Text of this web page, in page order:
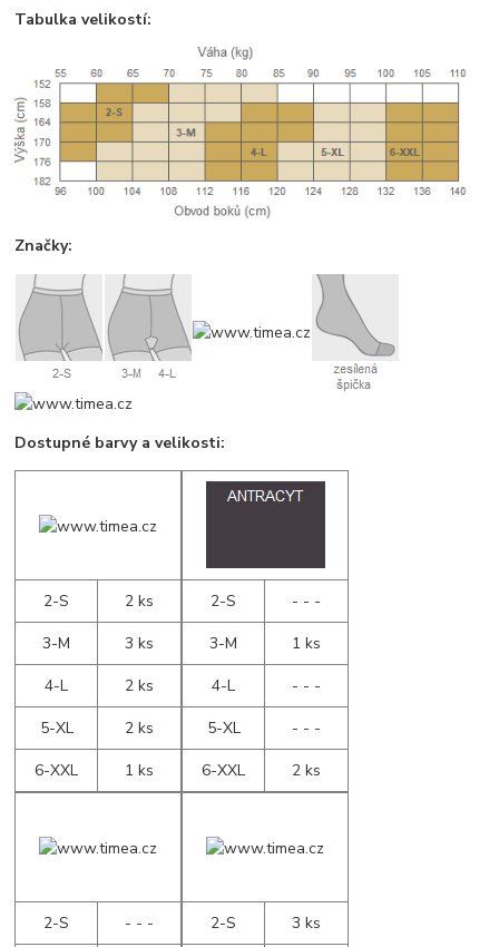
Tabulka velikostí:
Značky:
Dostupné barvy a velikosti:
2-S
2 ks
3-M
3 ks
4-L
2 ks
5-XL
2 ks
6-XXL
1 ks
2-S
- - -
3-M
1 ks
4-L
- - -
5-XL
- - -
6-XXL
2 ks
2-S
- - -
2-S
3 ks